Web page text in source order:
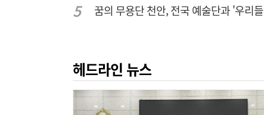
헤드라인 뉴스